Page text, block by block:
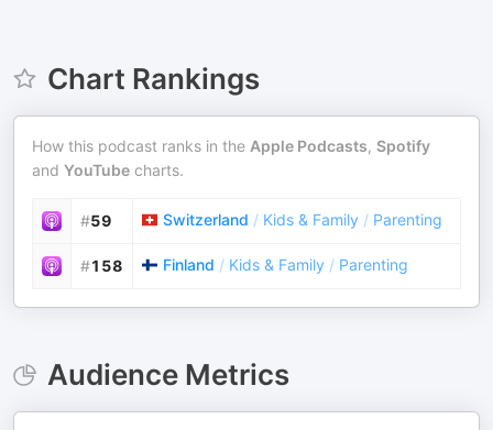
Chart Rankings
How this podcast ranks in the Apple Podcasts, Spotify
and YouTube charts.
#59 Switzerland / Kids & Family / Parenting
#158 Finland / Kids & Family / Parenting
Audience Metrics